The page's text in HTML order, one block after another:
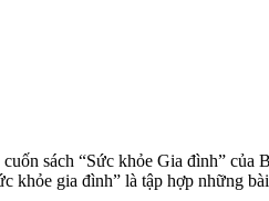
sách “Sức khỏe Gia đình”
khỏe gia đình” là tập hợp những